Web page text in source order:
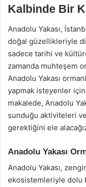
Kalbinde Bir
Anadolu Yakası,
doğal güzellikleriyle
sadece tarihi ve
zamanda muhteşem
Anadolu Yakası
yapmak isteyenler
makalede, Anadolu
sunduğu aktiviteleri
gerektiğini ele
Anadolu Yakası
Anadolu Yakası,
ekosistemleriyle dolu